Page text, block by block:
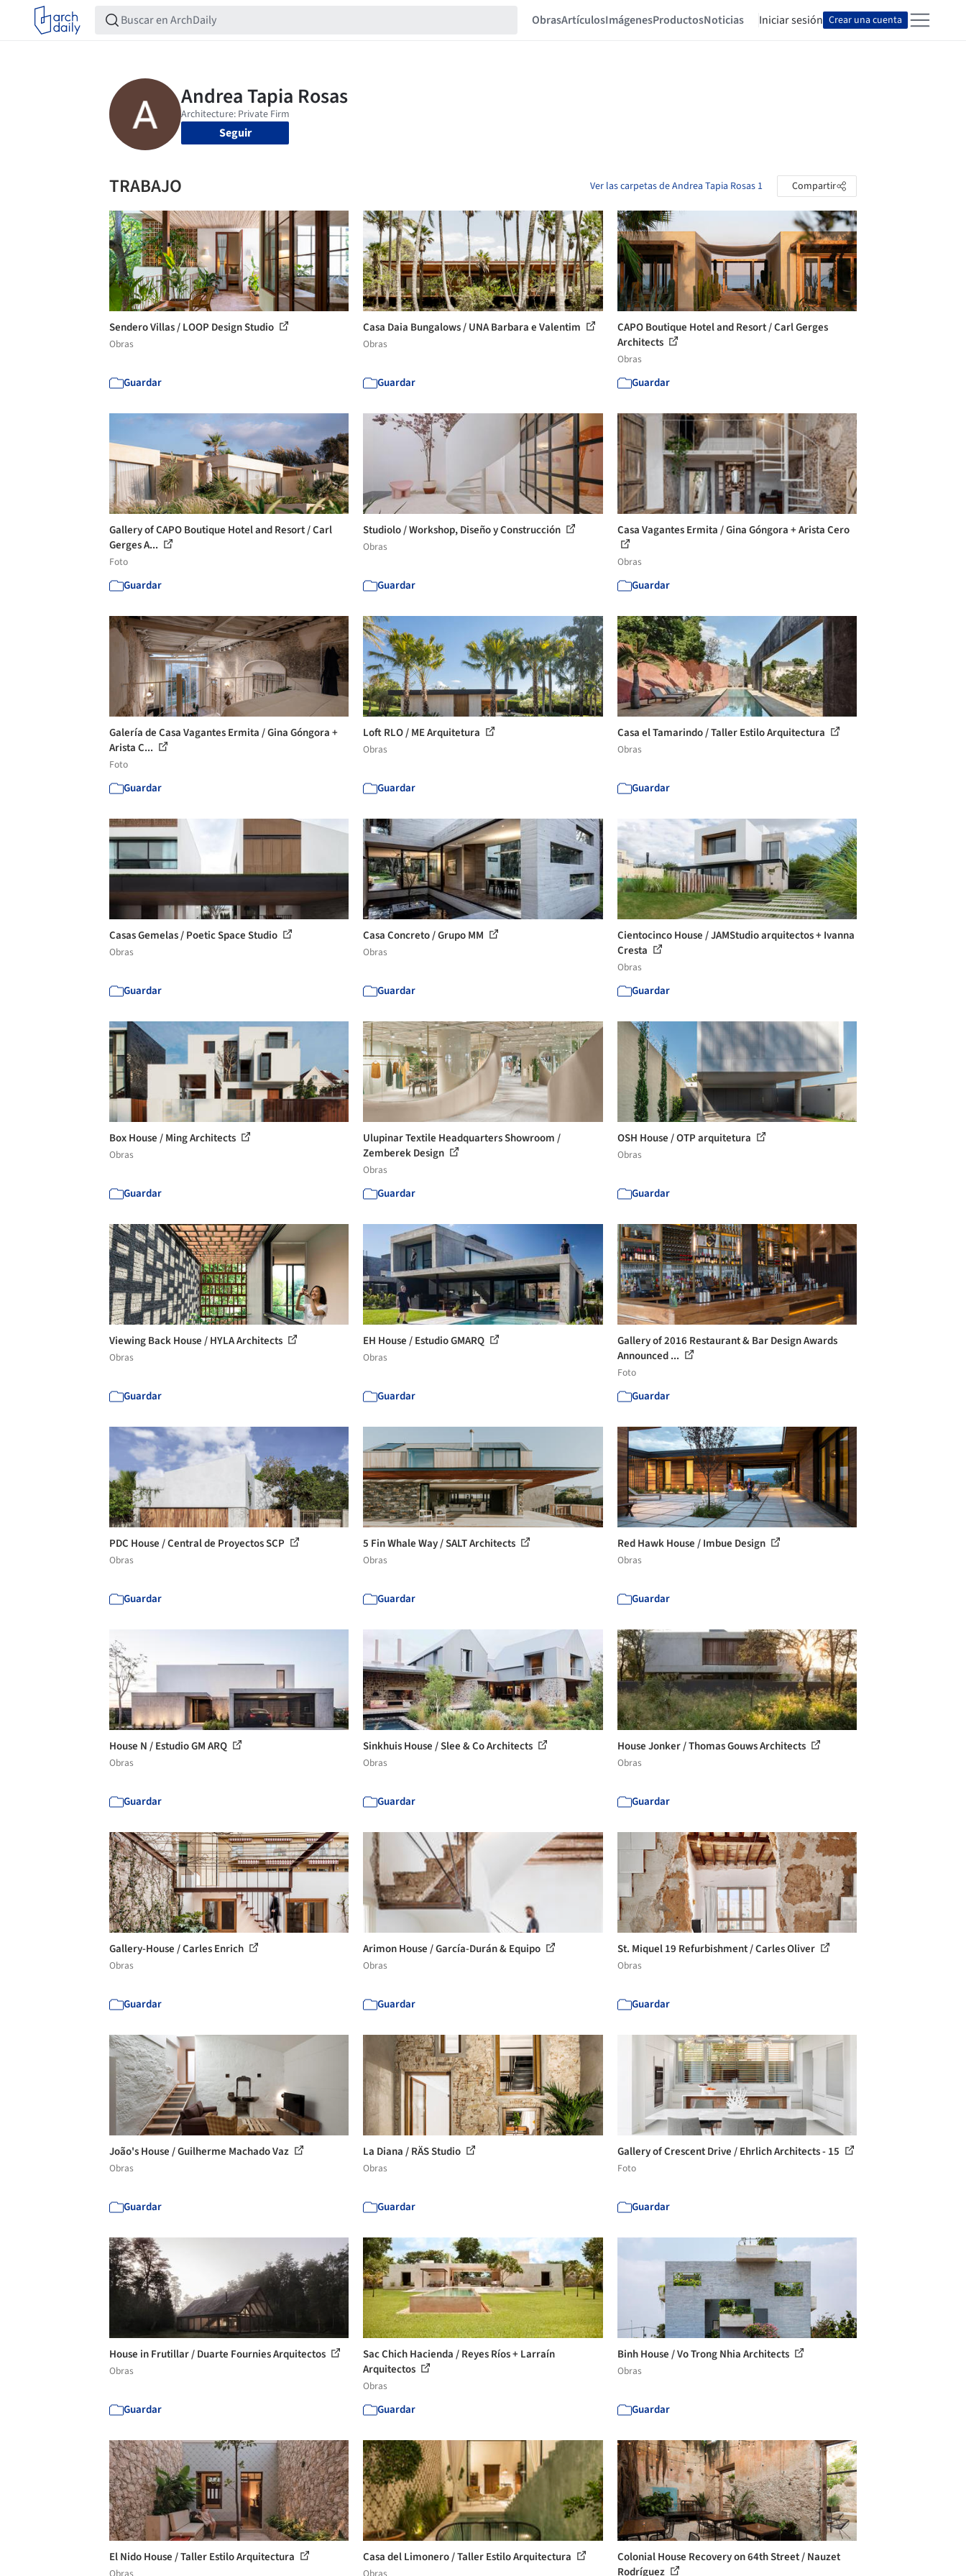
ObrasArtículosImágenesProductosNoticias Iniciar sesión Crear una cuenta
Seguir
TRABAJO Ver las carpetas de Andrea Tapia Rosas 1 Compartir
Sendero Villas / LOOP Design Studio
Obras
Guardar
Casa Daia Bungalows / UNA Barbara e Valentim
Obras
Guardar
CAPO Boutique Hotel and Resort / Carl Gerges
Architects
Obras
Guardar
Gallery of CAPO Boutique Hotel and Resort / Carl
Gerges A...
Foto
Guardar
Studiolo / Workshop, Diseño y Construcción
Obras
Guardar
Casa Vagantes Ermita / Gina Góngora + Arista Cero
Obras
Guardar
Galería de Casa Vagantes Ermita / Gina Góngora +
Arista C...
Foto
Guardar
Loft RLO / ME Arquitetura
Obras
Guardar
Casa el Tamarindo / Taller Estilo Arquitectura
Obras
Guardar
Casas Gemelas / Poetic Space Studio
Obras
Guardar
Casa Concreto / Grupo MM
Obras
Guardar
Cientocinco House / JAMStudio arquitectos + Ivanna
Cresta
Obras
Guardar
Box House / Ming Architects
Obras
Guardar
Ulupinar Textile Headquarters Showroom /
Zemberek Design
Obras
Guardar
OSH House / OTP arquitetura
Obras
Guardar
Viewing Back House / HYLA Architects
Obras
Guardar
EH House / Estudio GMARQ
Obras
Guardar
Gallery of 2016 Restaurant & Bar Design Awards
Announced ...
Foto
Guardar
PDC House / Central de Proyectos SCP
Obras
Guardar
5 Fin Whale Way / SALT Architects
Obras
Guardar
Red Hawk House / Imbue Design
Obras
Guardar
House N / Estudio GM ARQ
Obras
Guardar
Sinkhuis House / Slee & Co Architects
Obras
Guardar
House Jonker / Thomas Gouws Architects
Obras
Guardar
Gallery-House / Carles Enrich
Obras
Guardar
Arimon House / García-Durán & Equipo
Obras
Guardar
St. Miquel 19 Refurbishment / Carles Oliver
Obras
Guardar
João's House / Guilherme Machado Vaz
Obras
Guardar
La Diana / RÄS Studio
Obras
Guardar
Gallery of Crescent Drive / Ehrlich Architects - 15
Foto
Guardar
House in Frutillar / Duarte Fournies Arquitectos
Obras
Guardar
Sac Chich Hacienda / Reyes Ríos + Larraín
Arquitectos
Obras
Guardar
Binh House / Vo Trong Nhia Architects
Obras
Guardar
El Nido House / Taller Estilo Arquitectura Casa del Limonero / Taller Estilo Arquitectura
Colonial House Recovery on 64th Street / Nauzet
Rodríguez